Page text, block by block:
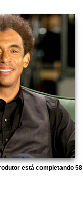
está completando 58